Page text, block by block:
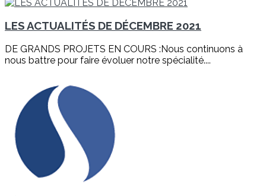
LES ACTUALITÉS DE DÉCEMBRE 2021
DE GRANDS PROJETS EN COURS :Nous continuons à
nous battre pour faire évoluer notre spécialité....